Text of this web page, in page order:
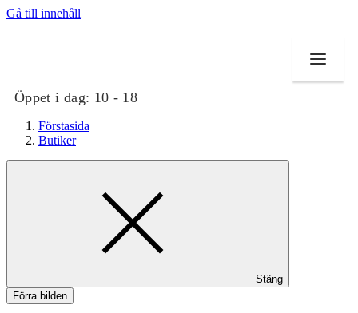
Gå till innehåll
Öppet i dag: 10 - 18
Mat och dryck
Erbjudanden
Förstasida
Butiker
Stäng
Förra bilden